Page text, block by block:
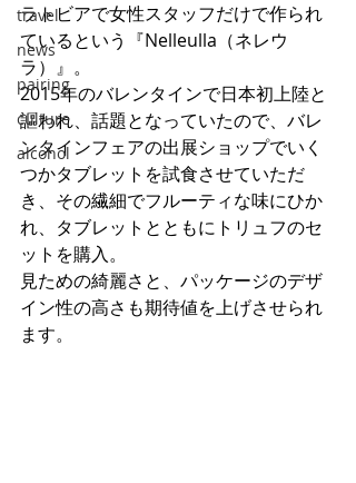
travel
news
pairing
culture
alcohol
ラトビアで女性スタッフだけで作られ
ているという『Nelleulla（ネレウ
ラ）』。
2015年のバレンタインで日本初上陸と
謳われ、話題となっていたので、バレ
ンタインフェアの出展ショップでいく
つかタブレットを試食させていただ
き、その繊細でフルーティな味にひか
れ、タブレットとともにトリュフのセ
ットを購入。
見ための綺麗さと、パッケージのデザ
イン性の高さも期待値を上げさせられ
ます。